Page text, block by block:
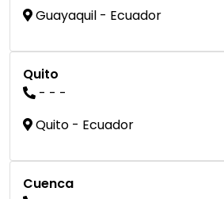
Guayaquil - Ecuador
Quito
- - -
Quito - Ecuador
Cuenca